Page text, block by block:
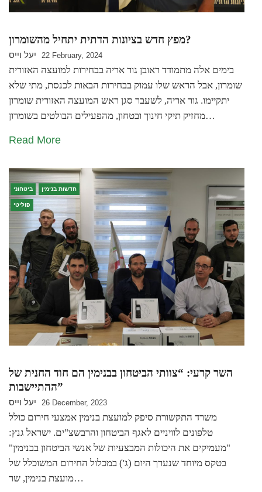
מפץ חדש בציונות הדתית יתחיל מהשומרון?
יעל וייס 22 February, 2024
בימים אלה מתמודד ראובן גור אריה בבחירות למועצה האזורית
שומרון, אבל הראש שלו עמוק בבחירות הבאות לכנסת, מתי שלא
יתקיימו. גור אריה, לשעבר סגן ראש המועצה האזורית שומרון
מחזיק תיקי חינוך ובטחון, מהפעילים הבולטים בשומרון…
Read More
ביטחוני חדשות בנימין
פוליטי
השר קרעי: “צוותי הביטחון בבנימין הם חוד החנית של
ההתיישבות”
יעל וייס 26 December, 2023
משרד התקשורת סיפק למועצת בנימין אמצעי חירום כולל
טלפונים לוויניים לאגף הביטחון והרבשצ"ים. ישראל גנץ:
"מעמיקים את היכולות המבצעיות של אנשי הביטחון בבנימין"
בטקס מיוחד שנערך היום (ג') במכלול החירום המשוכלל של
מועצת בנימין, שר…